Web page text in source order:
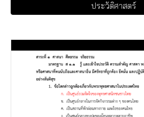
ประวัติศาสตร์